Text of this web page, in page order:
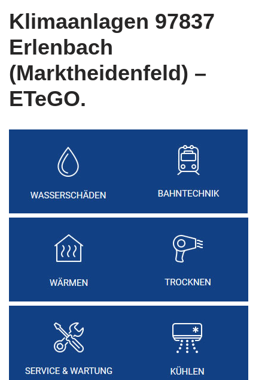
Klimaanlagen 97837
Erlenbach
(Marktheidenfeld) –
ETeGO.